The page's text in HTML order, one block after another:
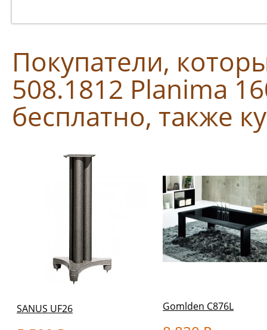
Покупатели,
508.1812 Planima
бесплатно, также
SANUS UF26 Gomlden C876L